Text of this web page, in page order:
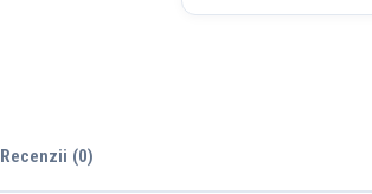
Recenzii (0)